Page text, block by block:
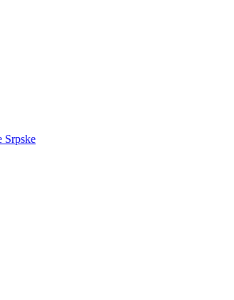
Srpske